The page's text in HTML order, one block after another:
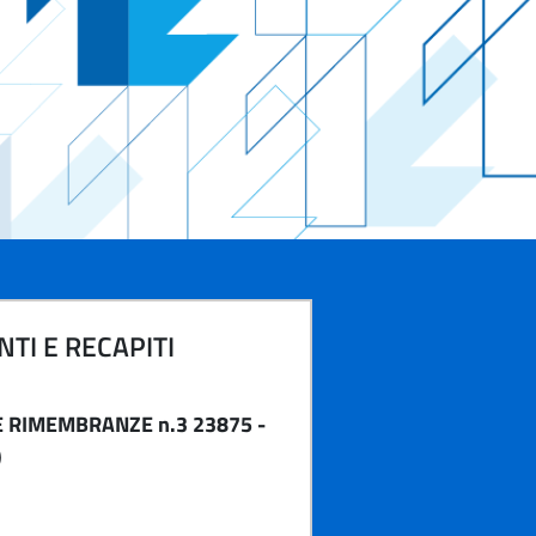
E RECAPITI
RIMEMBRANZE n.3 23875 -